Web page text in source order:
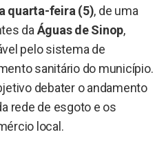
quarta-feira (5), de uma
daÁguas de Sinop,
pelo sistema de
sanitário do município.
debater o andamento
rede de esgoto e os
local.